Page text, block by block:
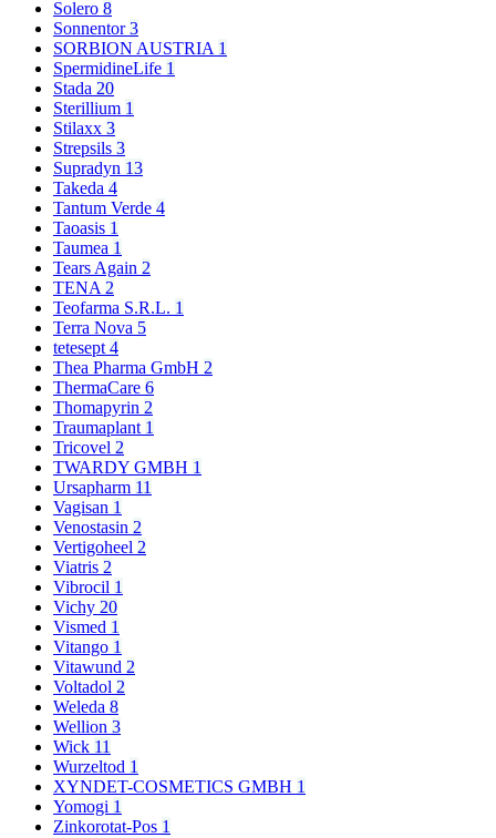
Solero 8
Sonnentor3
SORBION AUSTRIA 1
SpermidineLife 1
Stada 20
Sterillium 1
Stilaxx 3
Strepsils 3
Supradyn 13
Takeda 4
Tantum Verde 4
Taoasis 1
Taumea 1
Tears Again 2
TENA 2
Teofarma S.R.L. 1
Terra Nova 5
tetesept 4
Thea Pharma GmbH 2
ThermaCare 6
Thomapyrin 2
Traumaplant 1
Tricovel 2
TWARDY GMBH 1
Ursapharm 11
Vagisan 1
Venostasin 2
Vertigoheel 2
Viatris 2
Vibrocil 1
Vichy 20
Vismed 1
Vitango 1
Vitawund 2
Voltadol 2
Weleda 8
Wellion 3
Wick 11
Wurzeltod 1
XYNDET-COSMETICS GMBH 1
Yomogi 1
Zinkorotat-Pos 1